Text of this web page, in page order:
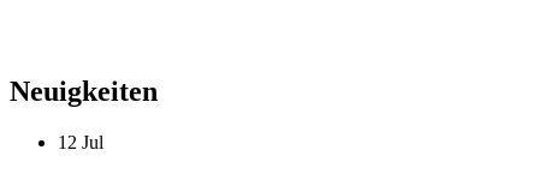
Neuigkeiten
12 Jul